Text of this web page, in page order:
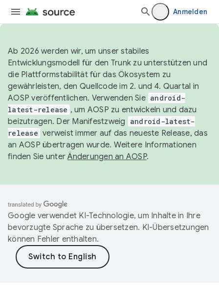
Anmelden
Ab 2026 werden wir, um unser stabiles
Entwicklungsmodell für den Trunk zu unterstützen und
die Plattformstabilität für das Ökosystem zu
gewährleisten, den Quellcode im 2. und 4. Quartal in
AOSP veröffentlichen. Verwenden Sie android-
latest-release , um AOSP zu entwickeln und dazu
beizutragen. Der Manifestzweig
android-latest-
release verweist immer auf das neueste Release, das
an AOSP übertragen wurde. Weitere Informationen
finden Sie unterÄnderungen an AOSP.
Google verwendet KI-Technologie, um Inhalte in Ihre
bevorzugte Sprache zu übersetzen. KI-Übersetzungen
können Fehler enthalten.